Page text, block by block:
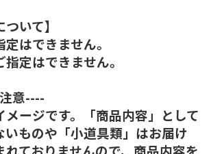
いて】
はできません。
定はできません。
意----
ージです。「商品内容」として
いものや「小道具類」はお届け
れておりませんので、商品内容を